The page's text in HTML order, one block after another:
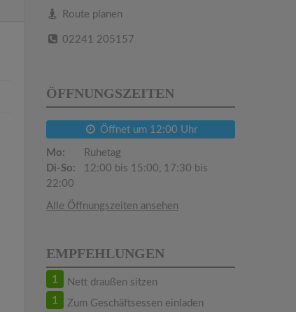
Route planen
02241 205157
ÖFFNUNGSZEITEN
Öffnet um 12:00 Uhr
Mo:
Ruhetag
Di-So:
12:00 bis 15:00, 17:30 bis
22:00
Alle Öffnungszeiten ansehen
EMPFEHLUNGEN
1 Nett draußen sitzen
1 Zum Geschäftsessen einladen